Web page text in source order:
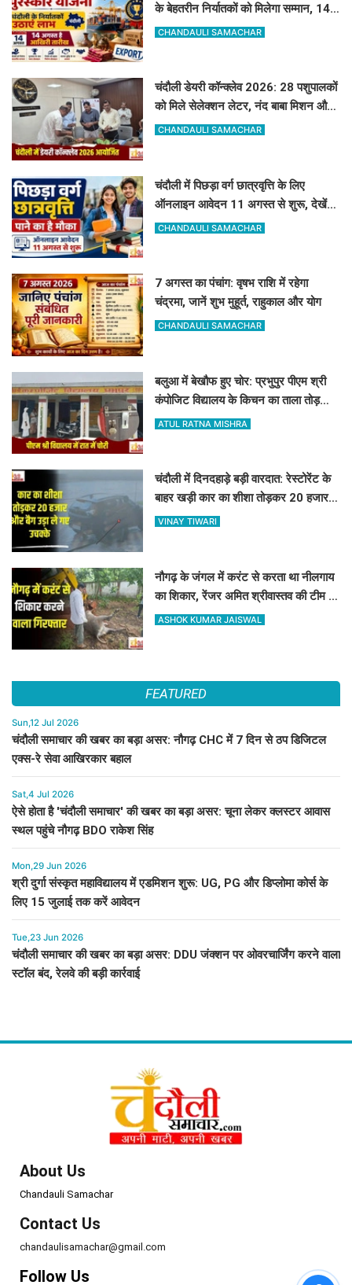
के बेहतरीन निर्यातकों को मिलेगा सम्मान, 14
अगस्त तक करें आवेदन
CHANDAULI SAMACHAR
चंदौली डेयरी कॉन्क्लेव 2026: 28 पशुपालकों
को मिले सेलेक्शन लेटर, नंद बाबा मिशन और
स्वदेशी गौ-संवर्धन योजना के लिए दिए गए
CHANDAULI SAMACHAR
चंदौली में पिछड़ा वर्ग छात्रवृत्ति के लिए
ऑनलाइन आवेदन 11 अगस्त से शुरू, देखें
पूरा शेड्यूल
CHANDAULI SAMACHAR
7 अगस्त का पंचांग: वृषभ राशि में रहेगा
चंद्रमा, जानें शुभ मुहूर्त, राहुकाल और योग
CHANDAULI SAMACHAR
बलुआ में बेखौफ हुए चोर: प्रभुपुर पीएम श्री
कंपोजिट विद्यालय के किचन का ताला तोड़
हजारों का सामान पार
ATUL RATNA MISHRA
चंदौली में दिनदहाड़े बड़ी वारदात: रेस्टोरेंट के
बाहर खड़ी कार का शीशा तोड़कर 20 हजार
और बैग उड़ा ले गए उचक्के
VINAY TIWARI
नौगढ़ के जंगल में करंट से करता था नीलगाय
का शिकार, रेंजर अमित श्रीवास्तव की टीम ने
ऐसे दबोचा
ASHOK KUMAR JAISWAL
FEATURED
Sun,12 Jul 2026
चंदौली समाचार की खबर का बड़ा असर: नौगढ़ CHC में 7 दिन से ठप डिजिटल
एक्स-रे सेवा आखिरकार बहाल
Sat,4 Jul 2026
ऐसे होता है 'चंदौली समाचार' की खबर का बड़ा असर: चूना लेकर क्लस्टर आवास
स्थल पहुंचे नौगढ़ BDO राकेश सिंह
Mon,29 Jun 2026
श्री दुर्गा संस्कृत महाविद्यालय में एडमिशन शुरू: UG, PG और डिप्लोमा कोर्स के
लिए 15 जुलाई तक करें आवेदन
Tue,23 Jun 2026
चंदौली समाचार की खबर का बड़ा असर: DDU जंक्शन पर ओवरचार्जिंग करने वाला
स्टॉल बंद, रेलवे की बड़ी कार्रवाई
About Us
Chandauli Samachar
Contact Us
chandaulisamachar@gmail.com
Follow Us